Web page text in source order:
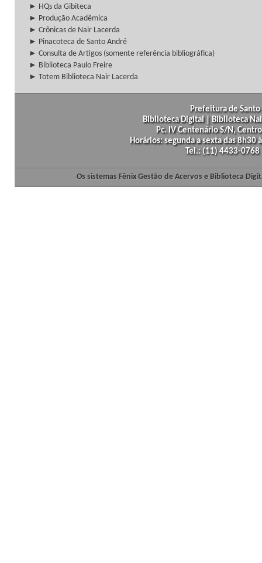
► HQs da Gibiteca
► Produção Acadêmica
► Crônicas de Nair Lacerda
► Pinacoteca de Santo André
► Consulta de Artigos (somente referência bibliográfica)
► Biblioteca Paulo Freire
► Totem Biblioteca Nair Lacerda
Prefeitura de
Biblioteca Digital | Biblioteca
Pc. IV Centenário S/N,
Horários: segunda a sexta das
Tel.: (11) 4433-
Os sistemas Fênix Gestão de Acervos e Biblioteca